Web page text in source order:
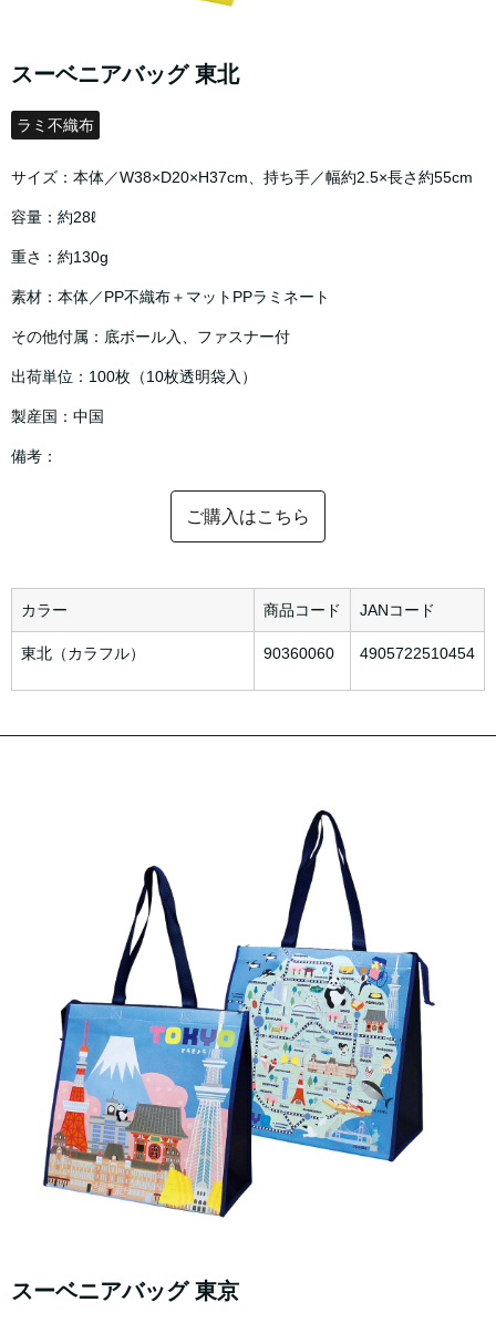
スーベニアバッグ 東北
ラミ不織布
サイズ：本体／W38×D20×H37cm、持ち手／幅約2.5×長さ約55cm
容量：約28ℓ
重さ：約130g
素材：本体／PP不織布＋マットPPラミネート
その他付属：底ボール入、ファスナー付
出荷単位：100枚（10枚透明袋入）
製産国：中国
備考：
ご購入はこちら
カラー 商品コード JANコード
東北（カラフル） 90360060 4905722510454
スーベニアバッグ 東京